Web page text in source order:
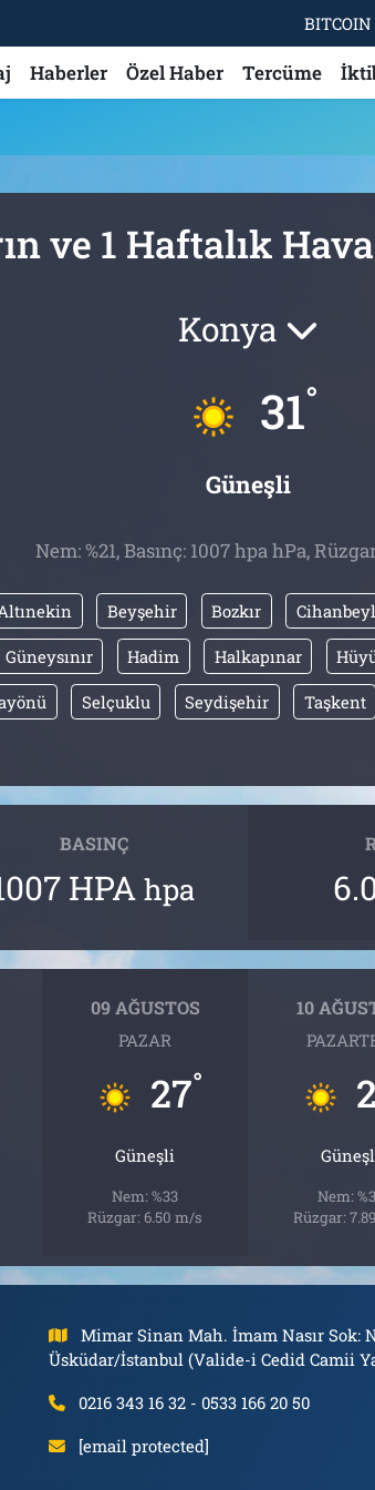
BITCOIN
Haberler Özel Haber Tercüme
ve 1 Haftalık
Konya
31°
Güneşli
Nem: %21, Basınç: 1007 hpa hPa,
Beyşehir Bozkır
Güneysınır Hadim Halkapınar
Selçuklu Seydişehir Taşkent
BASINÇ
HPAhpa
09 AĞUSTOS
PAZAR
27°
Güneşli
Nem: %33
Rüzgar: 6.50 m/s
10
Nem:
Rüzgar:
Mimar Sinan Mah. İmam Nasır Sok:
Üsküdar/İstanbul (Valide-i Cedid Camii
0216 343 16 32 - 0533 166 20 50
[email protected]